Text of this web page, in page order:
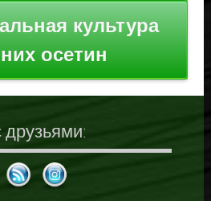
культура
осетин
друзьями: